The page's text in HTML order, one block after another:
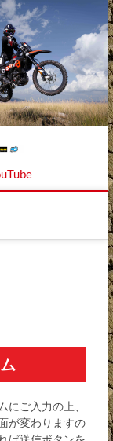
Ltd. |
ーズト
グ
ラー、REKLUSE、
ご入力の上、
が変わりますの